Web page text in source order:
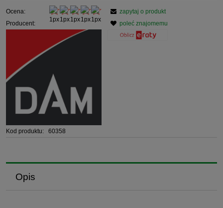
Ocena:
Producent:
Kod produktu: 60358
zapytaj o produkt
poleć znajomemu
Opis